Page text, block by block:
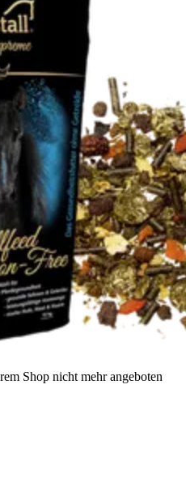
Shop nicht mehr angeboten